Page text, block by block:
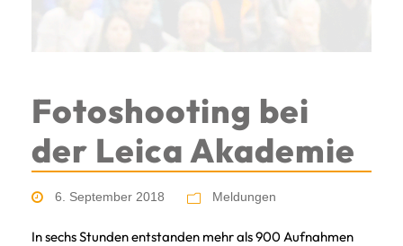
Fotoshooting bei
der Leica Akademie
6. September 2018 Meldungen
In sechs Stunden entstanden mehr als 900 Aufnahmen